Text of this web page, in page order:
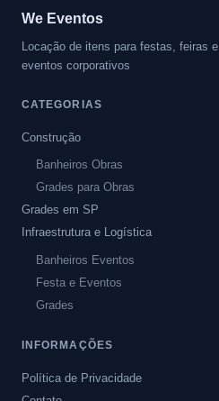
We Eventos
Locação de itens para festas, feiras e
eventos corporativos
CATEGORIAS
Construção
Banheiros Obras
Grades para Obras
Grades em SP
Infraestrutura e Logística
Banheiros Eventos
Festa e Eventos
Grades
INFORMAÇÕES
Política de Privacidade